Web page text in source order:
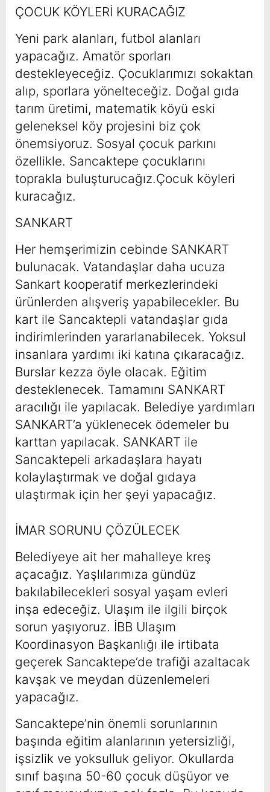
ÇOCUK KÖYLERİ KURACAĞIZ
Yeni park alanları, futbol alanları
yapacağız. Amatör sporları
destekleyeceğiz. Çocuklarımızı sokaktan
alıp, sporlara yönelteceğiz. Doğal gıda
tarım üretimi, matematik köyü eski
geleneksel köy projesini biz çok
önemsiyoruz. Sosyal çocuk parkını
özellikle. Sancaktepe çocuklarını
toprakla buluşturucağız.Çocuk köyleri
kuracağız.
SANKART
Her hemşerimizin cebinde SANKART
bulunacak. Vatandaşlar daha ucuza
Sankart kooperatif merkezlerindeki
ürünlerden alışveriş yapabilecekler. Bu
kart ile Sancaktepli vatandaşlar gıda
indirimlerinden yararlanabilecek. Yoksul
insanlara yardımı iki katına çıkaracağız.
Burslar kezza öyle olacak. Eğitim
desteklenecek. Tamamını SANKART
aracılığı ile yapılacak. Belediye yardımları
SANKART’a yüklenecek ödemeler bu
karttan yapılacak. SANKART ile
Sancaktepeli arkadaşlara hayatı
kolaylaştırmak ve doğal gıdaya
ulaştırmak için her şeyi yapacağız.
İMAR SORUNU ÇÖZÜLECEK
Belediyeye ait her mahalleye kreş
açacağız. Yaşlılarımıza gündüz
bakılabilecekleri sosyal yaşam evleri
inşa edeceğiz. Ulaşım ile ilgili birçok
sorun yaşıyoruz. İBB Ulaşım
Koordinasyon Başkanlığı ile irtibata
geçerek Sancaktepe’de trafiği azaltacak
kavşak ve meydan düzenlemeleri
yapacağız.
Sancaktepe’nin önemli sorunlarının
başında eğitim alanlarının yetersizliği,
işsizlik ve yoksulluk geliyor. Okullarda
sınıf başına 50-60 çocuk düşüyor ve